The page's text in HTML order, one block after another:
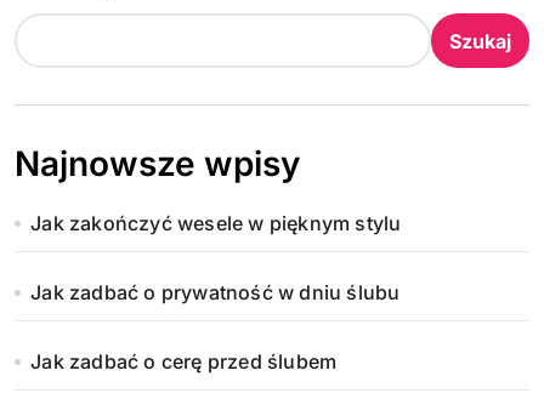
Szukaj
Najnowsze wpisy
Jak zakończyć wesele w pięknym stylu
Jak zadbać o prywatność w dniu ślubu
Jak zadbać o cerę przed ślubem